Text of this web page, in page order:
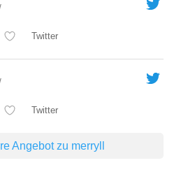
Twitter
Twitter
Angebot zu merryll